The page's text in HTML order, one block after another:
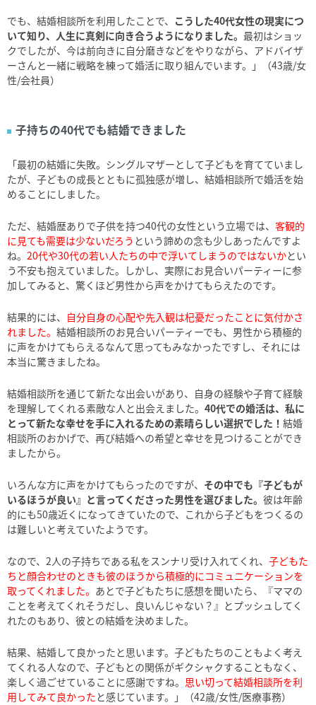
でも、結婚相談所を利用したことで、 こうした40代女性の現実につ
いて知り、人生に真剣に向き合うようになりました。 最初はショッ
クでしたが、今は前向きに自分磨きなどをやりながら、アドバイザ
ーさんと一緒に戦略を練って婚活に取り組んでいます。」（43歳/女
性/会社員）
子持ちの40代でも結婚できました
「最初の結婚に失敗。シングルマザーとして子どもを育てていまし
たが、子どもの成長とともに孤独感が増し、結婚相談所で婚活を始
めることにしました。
ただ、結婚歴ありで子供を持つ40代の女性という立場では、 客観的
に見ても需要は少ないだろう という諦めの念も少しあったんですよ
ね。 20代や30代の若い人たちの中で浮いてしまうのではないかとい
う不安も抱えていました。しかし、実際にお見合いパーティーに参
加してみると、驚くほど男性から声をかけてもらえたのです。
結果的には、 自分自身の心配や先入観は杞憂だったことに気付かさ
れました。 結婚相談所のお見合いパーティーでも、男性から積極的
に声をかけてもらえるなんて思ってもみなかったですし、それには
本当に驚きましたね。
結婚相談所を通じて新たな出会いがあり、自身の経験や子育て経験
を理解してくれる素敵な人と出会えました。 40代での婚活は、私に
とって新たな幸せを手に入れるための素晴らしい選択でした！ 結婚
相談所のおかげで、再び結婚への希望と幸せを見つけることができ
ましたから。
いろんな方に声をかけてもらったのですが、 その中でも『子どもが
いるほうが良い』と言ってくださった男性を選びました。 彼は年齢
的にも50歳近くになってきていたので、これから子どもをつくるの
は難しいと考えていたようです。
なので、2人の子持ちである私をスンナリ受け入れてくれ、 子どもた
ちと顔合わせのときも彼のほうから積極的にコミュニケーションを
取ってくれました。 あとで子どもたちに感想を聞いたら、『ママの
ことを考えてくれそうだし、良いんじゃない？』とプッシュしてく
れたのもあり、彼との結婚を決めました。
結果、結婚して良かったと思います。子どもたちのこともよく考え
てくれる人なので、子どもとの関係がギクシャクすることもなく、
楽しく過ごせていることに感謝ですね。 思い切って結婚相談所を利
用してみて良かった と感じています。」（42歳/女性/医療事務）